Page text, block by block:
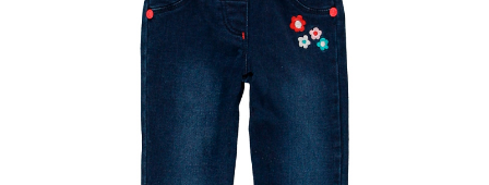
График платежей